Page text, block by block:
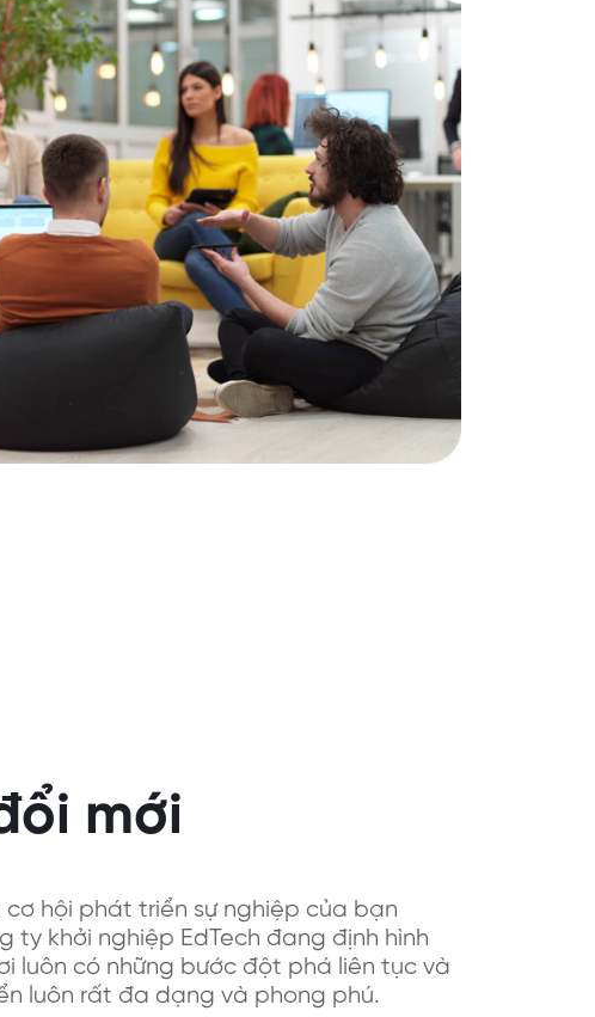
mới
hội phát triển sự nghiệp của bạn
ty khởi nghiệp EdTech đang định hình
luôn có những bước đột phá liên tục và
luôn rất đa dạng và phong phú.